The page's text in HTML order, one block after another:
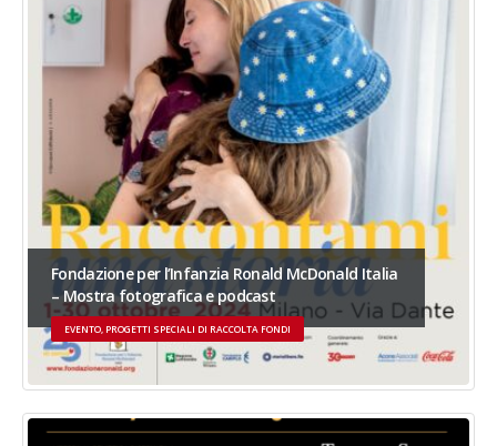
Fondazione per l’Infanzia Ronald McDonald Italia
– Mostra fotografica e podcast
EVENTO, PROGETTI SPECIALI DI RACCOLTA FONDI